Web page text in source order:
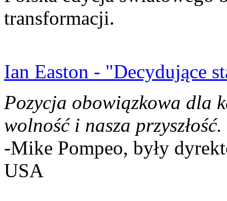
transformacji.
Ian Easton - "Decydujące
Pozycja obowiązkowa dla
wolność i nasza przyszłość.
-Mike Pompeo, były
USA